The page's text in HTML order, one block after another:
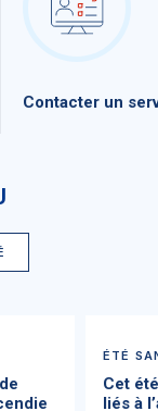
Contacter un
ÉTÉ
Cet
liés à